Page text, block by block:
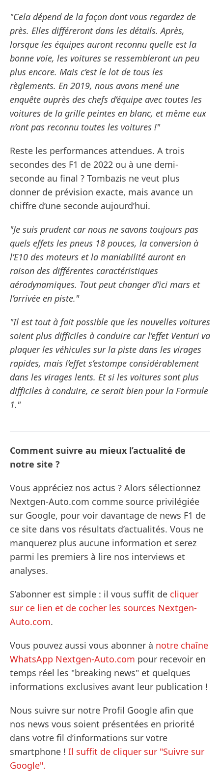
"Cela dépend de la façon dont vous regardez de
près. Elles différeront dans les détails. Après,
lorsque les équipes auront reconnu quelle est la
bonne voie, les voitures se ressembleront un peu
plus encore. Mais c’est le lot de tous les
règlements. En 2019, nous avons mené une
enquête auprès des chefs d’équipe avec toutes les
voitures de la grille peintes en blanc, et même eux
n’ont pas reconnu toutes les voitures !"
Reste les performances attendues. A trois
secondes des F1 de 2022 ou à une demi-
seconde au final ? Tombazis ne veut plus
donner de prévision exacte, mais avance un
chiffre d’une seconde aujourd’hui.
"Je suis prudent car nous ne savons toujours pas
quels effets les pneus 18 pouces, la conversion à
l’E10 des moteurs et la maniabilité auront en
raison des différentes caractéristiques
aérodynamiques. Tout peut changer d’ici mars et
l’arrivée en piste."
"Il est tout à fait possible que les nouvelles voitures
soient plus difficiles à conduire car l’effet Venturi va
plaquer les véhicules sur la piste dans les virages
rapides, mais l’effet s’estompe considérablement
dans les virages lents. Et si les voitures sont plus
difficiles à conduire, ce serait bien pour la Formule
1."
Comment suivre au mieux l’actualité de
notre site ?
Vous appréciez nos actus ? Alors sélectionnez
Nextgen-Auto.com comme source privilégiée
sur Google, pour voir davantage de news F1 de
ce site dans vos résultats d’actualités. Vous ne
manquerez plus aucune information et serez
parmi les premiers à lire nos interviews et
analyses.
S’abonner est simple : il vous suffit de cliquer
sur ce lien et de cocher les sources Nextgen-
Auto.com.
Vous pouvez aussi vous abonner à notre chaîne
WhatsApp Nextgen-Auto.com pour recevoir en
temps réel les "breaking news" et quelques
informations exclusives avant leur publication !
Nous suivre sur notre Profil Google afin que
nos news vous soient présentées en priorité
dans votre fil d’informations sur votre
smartphone ! Il suffit de cliquer sur "Suivre sur
Google".